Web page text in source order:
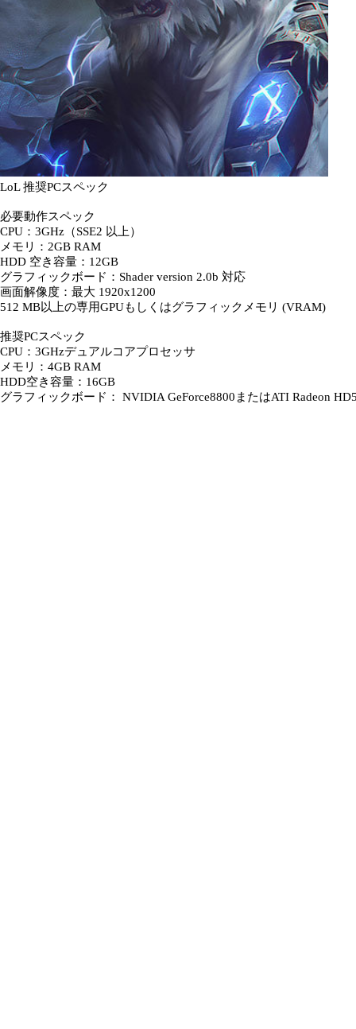
LoL 推奨PCスペック
必要動作スペック
CPU：3GHz（SSE2 以上）
メモリ：2GB RAM
HDD 空き容量：12GB
グラフィックボード：Shader version 2.0b 対応
画面解像度：最大 1920x1200
512 MB以上の専用GPUもしくはグラフィックメモリ (VRAM)
推奨PCスペック
CPU：3GHzデュアルコアプロセッサ
メモリ：4GB RAM
HDD空き容量：16GB
グラフィックボード： NVIDIA GeForce8800またはATI Radeon